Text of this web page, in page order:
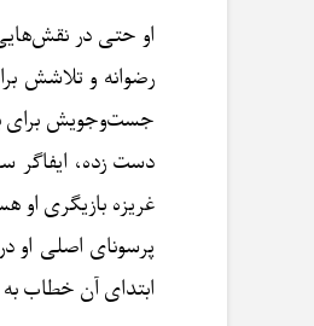
او حتی در
رضوانه و تلاشش
جست‌وجویش برای
دست زده، ایفاگر
غریزه بازیگری
پرسونای اصلی او
ابتدای آن خطاب